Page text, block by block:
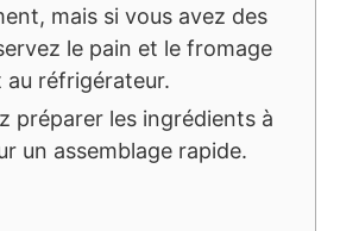
mais si vous avez des
le pain et le fromage
au réfrigérateur.
préparer les ingrédients à
un assemblage rapide.